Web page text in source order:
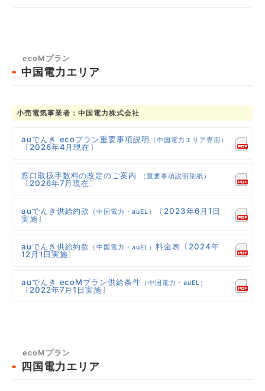
ecoMプラン
中国電力エリア
小売電気事業者：中国電力株式会社
auでんき ecoプラン重要事項説明 （中国電力エリア専用）
〔2026年4月現在〕
窓口取扱手数料の改定のご案内 （重要事項説明別紙）
〔2026年7月現在〕
auでんき供給約款 （中国電力・auEL）
〔2023年6月1日
実施〕
auでんき供給約款 （中国電力・auEL）料金表〔2024年
12月1日実施〕
auでんき ecoMプラン供給条件 （中国電力・auEL）
〔2022年7月1日実施〕
ecoMプラン
四国電力エリア